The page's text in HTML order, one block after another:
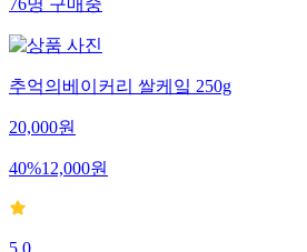
76명구매중
추억의베이커리 쌀케잌 250g
20,000원
40%12,000원